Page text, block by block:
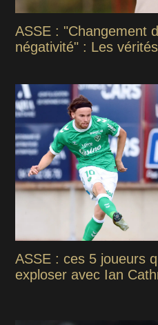
ASSE : "Changement
négativité" : Les
ASSE : ces 5 joueurs
exploser avec Ian